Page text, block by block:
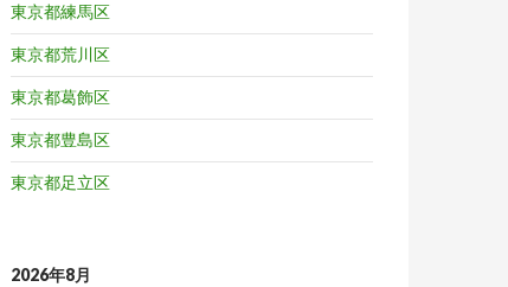
東京都練馬区
東京都荒川区
東京都葛飾区
東京都豊島区
東京都足立区
2026年8月